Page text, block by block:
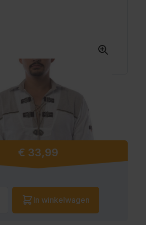
€ 33,99
In winkelwagen